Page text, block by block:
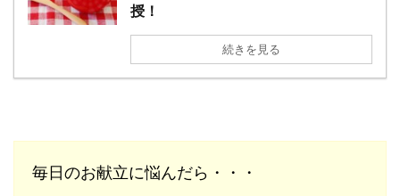
授！
続きを見る
毎日のお献立に悩んだら・・・